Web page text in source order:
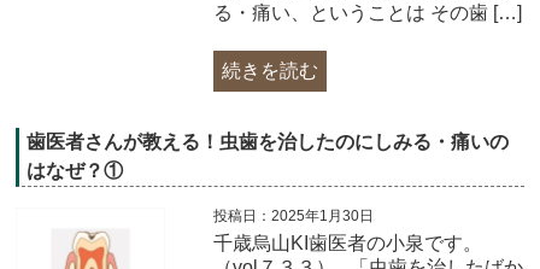
る・痛い、ということは その歯 […]
続きを読む
歯医者さんが教える！虫歯を治したのにしみる・痛いの
はなぜ？①
投稿日：2025年1月30日
千歳烏山KI歯医者の小泉です。